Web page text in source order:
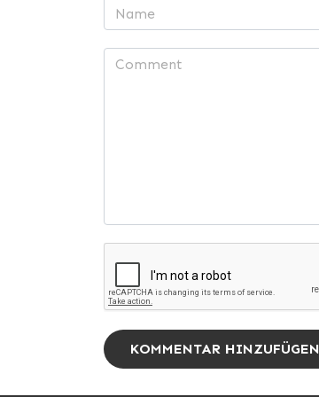
KOMMENTAR HINZUFÜGEN